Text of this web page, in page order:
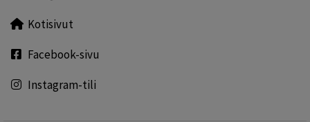
Kotisivut
Facebook-sivu
Instagram-tili